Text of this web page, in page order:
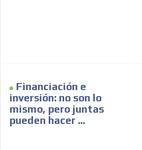
Financiación e
inversión: no son lo
mismo, pero juntas
pueden hacer ...